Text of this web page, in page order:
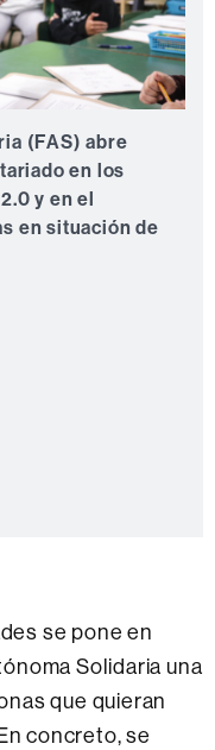
(FAS) abre
en los
y en el
en situación de
se pone en
Solidaria una
que quieran
concreto, se